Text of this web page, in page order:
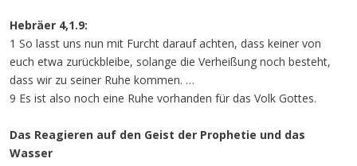
Hebräer 4,1.9:
1 So lasst uns nun mit Furcht darauf achten, dass keiner von
euch etwa zurückbleibe, solange die Verheißung noch besteht,
dass wir zu seiner Ruhe kommen. …
9 Es ist also noch eine Ruhe vorhanden für das Volk Gottes.
Das Reagieren auf den Geist der Prophetie und das
Wasser